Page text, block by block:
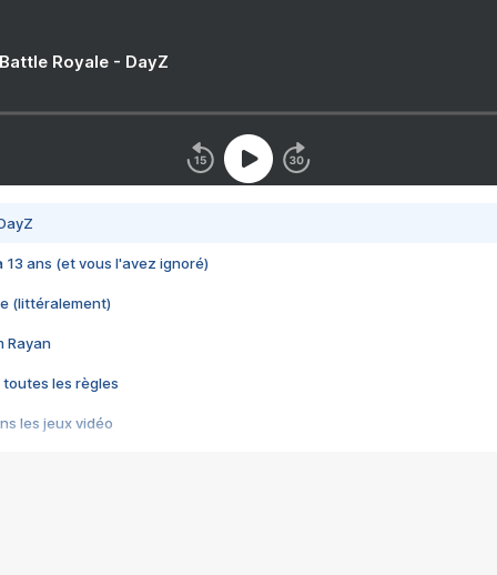
Royale - DayZ
13 ans (et vous l'avez ignoré)
(littéralement)
Rayan
toutes les règles
les jeux vidéo